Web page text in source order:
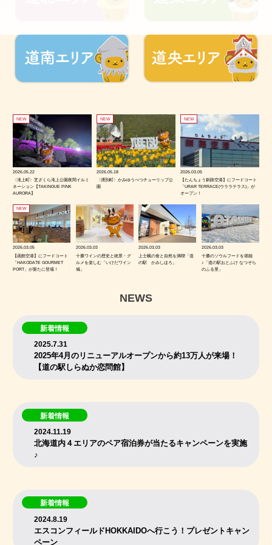
NEW
2026.05.22
〈滝上町〉芝ざくら滝上公園夜間イルミ
ネーション【TAKINOUE PINK
AURORA】
NEW
2026.05.18
〈湧別町〉かみゆうべつチューリップ公
園
NEW
2026.03.05
【たんちょう釧路空港】にフードコート
「URAR TERRACE(ウララテラス)」が
オープン！
NEW
2026.03.05
【函館空港】にフードコート
「HAKODATE GOURMET
PORT」が新たに登場！
2026.03.03
十勝ワインの歴史と絶景・グ
ルメを楽しむ「いけだワイン
城」
2026.03.03
上士幌の食と自然を満喫「道
の駅 かみしほろ」
2026.03.03
十勝のソウルフードを堪能
♪「道の駅おとふけ なつぞら
のふる里」
NEWS
新着情報
2025.7.31
2025年4月のリニューアルオープンから約13万人が来場！
【道の駅しらぬか恋問館】
新着情報
2024.11.19
北海道内４エリアのペア宿泊券が当たるキャンペーンを実施
♪
新着情報
2024.8.19
エスコンフィールドHOKKAIDOへ行こう！プレゼントキャン
ペーン